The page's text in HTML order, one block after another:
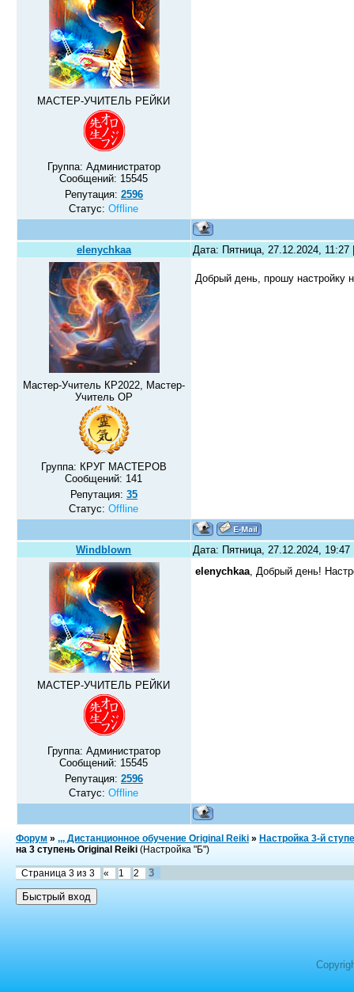
МАСТЕР-УЧИТЕЛЬ РЕЙКИ
Группа: Администратор
Сообщений: 15545
Репутация: 2596
Статус:Offline
elenychkaa Дата: Пятница, 27.12.2024,
Мастер-Учитель КР2022, Мастер-
Учитель ОР
Группа: КРУГ МАСТЕРОВ
Сообщений: 141
Репутация: 35
Статус:Offline
Добрый день, прошу настройку
Windblown Дата: Пятница, 27.12.2024,
МАСТЕР-УЧИТЕЛЬ РЕЙКИ
Группа: Администратор
Сообщений: 15545
Репутация: 2596
Статус:Offline
elenychkaa, Добрый день!
Форум » ,,, Дистанционное обучение Original Reiki » Настройка 3-й
на 3 ступень Original Reiki (Настройка "Б")
Страница 3 из 3 « 1 2 3